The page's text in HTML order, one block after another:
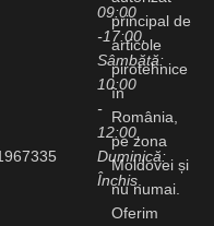
09:00
-17:00,
Sâmbătă:
10:00
-
12:00,
Duminică:
Închis
principal de
articole
pirotehnice
în
România,
pe zona
Moldovei și
nu numai.
Oferim